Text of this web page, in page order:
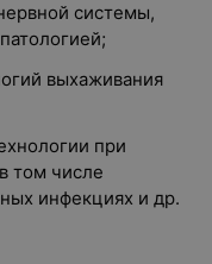
системы,
выхаживания
при
том числе
инфекциях и др.